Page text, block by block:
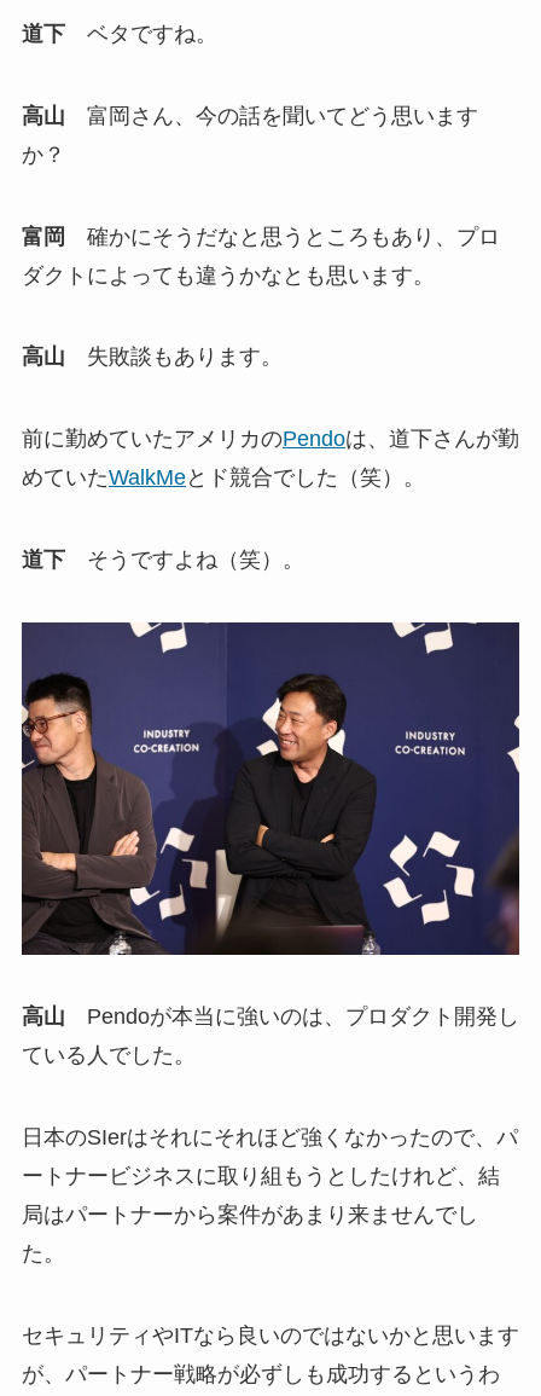
道下ベタですね。
高山 富岡さん、今の話を聞いてどう思います
か？
富岡
確かにそうだなと思うところもあり、プロ
ダクトによっても違うかなとも思います。
高山 失敗談もあります。
前に勤めていたアメリカのPendoは、道下さんが勤
めていたWalkMeとド競合でした（笑）。
道下そうですよね（笑）。
高山 Pendoが本当に強いのは、プロダクト開発し
ている人でした。
日本のSIerはそれにそれほど強くなかったので、パ
ートナービジネスに取り組もうとしたけれど、結
局はパートナーから案件があまり来ませんでし
た。
セキュリティやITなら良いのではないかと思います
が、パートナー戦略が必ずしも成功するというわ